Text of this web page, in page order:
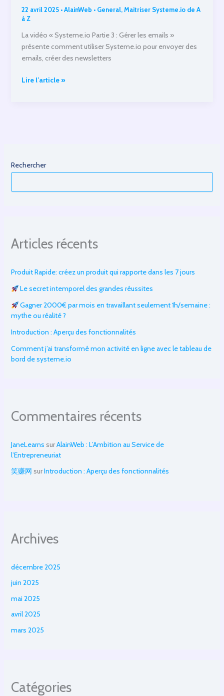
22 avril 2025 •AlainWeb • General,Maitriser Systeme.io de A
à Z
La vidéo « Systeme.io Partie 3 : Gérer les emails »
présente comment utiliser Systeme.io pour envoyer des
emails, créer des newsletters
systeme.io
Lire l’article »
Rechercher
Articles récents
Produit Rapide: créez un produit qui rapporte dans les 7 jours
Le secret intemporel des grandes réussites
Gagner 2000€ par mois en travaillant seulement 1h/semaine :
mythe ou réalité ?
Introduction : Aperçu des fonctionnalités
Comment j’ai transformé mon activité en ligne avec le tableau de
bord de systeme.io
Commentaires récents
JaneLearns surAlainWeb : L’Ambition au Service de
l’Entrepreneuriat
笑赚网 surIntroduction : Aperçu des fonctionnalités
Archives
décembre 2025
juin 2025
mai 2025
avril 2025
mars 2025
Catégories